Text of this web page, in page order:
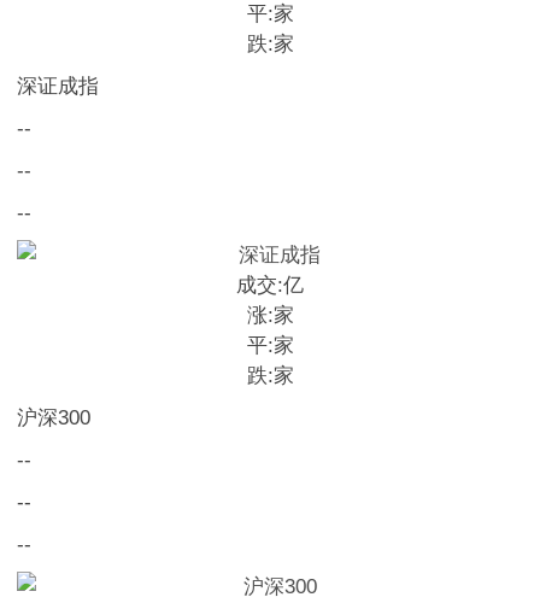
平:家
跌:家
深证成指
--
--
--
成交:亿
涨:家
平:家
跌:家
沪深300
--
--
--